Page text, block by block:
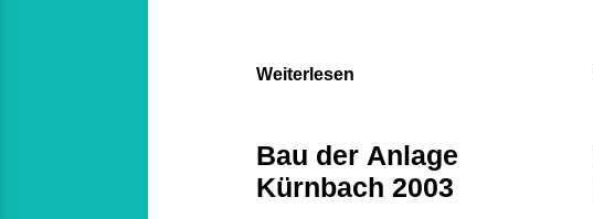
Weiterlesen
Bau der Anlage
Kürnbach 2003